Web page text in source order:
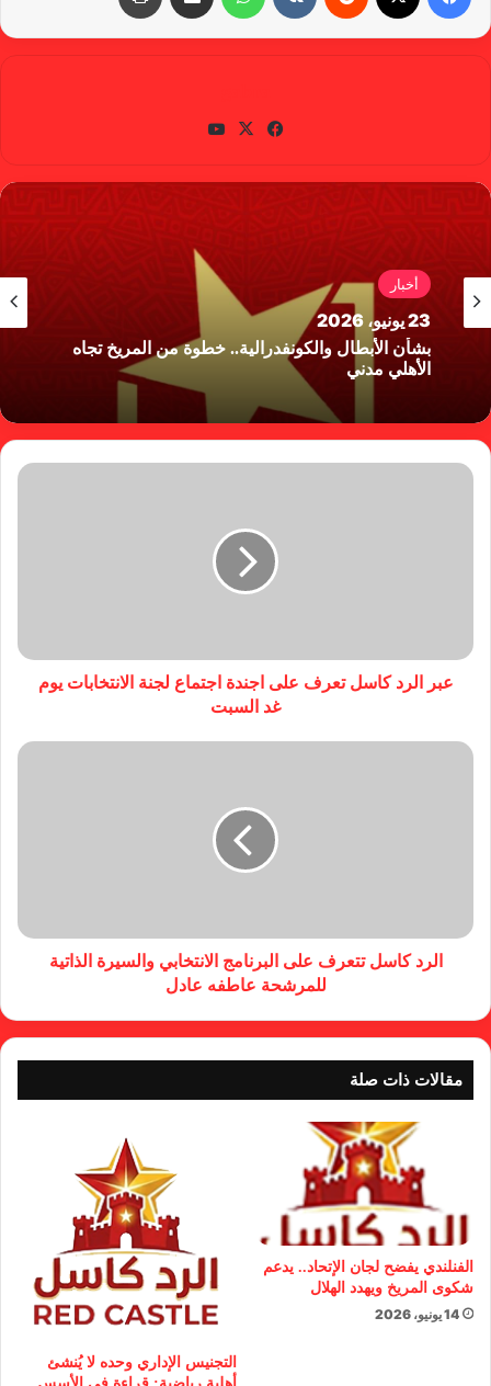
في
وك
X
أخبار
23 يونيو، 2026
بشأن الأبطال والكونفدرالية.. خطوة من المريخ تجاه
الأهلي مدني
عبر الرد كاسل تعرف على اجندة اجتماع لجنة الانتخابات يوم
غد السبت
الرد كاسل تتعرف على البرنامج الانتخابي والسيرة الذاتية
للمرشحة عاطفه عادل
مقالات ذات صلة
الفنلندي يفضح لجان الإتحاد.. يدعم
شكوى المريخ ويهدد الهلال
14 يونيو، 2026
التجنيس الإداري وحده لا يُنشئ